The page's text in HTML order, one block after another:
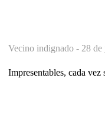
Vecino indignado - 28
Impresentables, cada vez